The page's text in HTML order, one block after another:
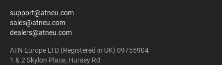
support@atneu.com
sales@atneu.com
dealers@atneu.com
ATN Europe LTD (Registered in UK) 09755904
1 & 2 Skylon Place, Hursey Rd